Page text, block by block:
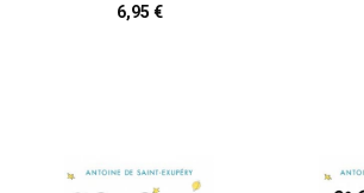
6,95 €